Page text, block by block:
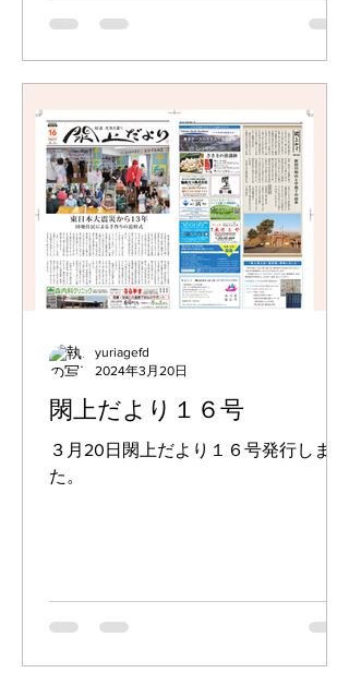
閖上だより１６号
３月20日閖上だより１６号発行しまし
た。
yuriagefd
2024年3月20日